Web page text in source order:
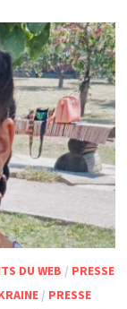
DU WEB / PRESSE
/ PRESSE